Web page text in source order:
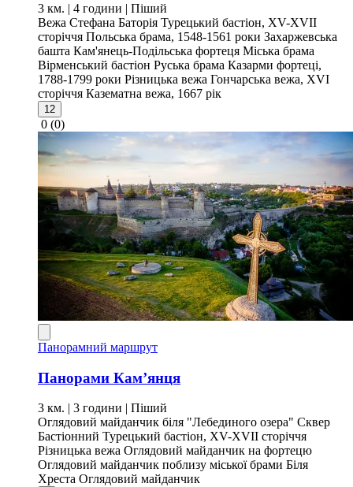
3 км. | 4 години | Піший
Вежа Стефана Баторія Турецький бастіон, XV-XVII
сторіччя Польська брама, 1548-1561 роки Захаржевська
башта Кам'янець-Подільська фортеця Міська брама
Вірменський бастіон Руська брама Казарми фортеці,
1788-1799 роки Різницька вежа Гончарська вежа, XVI
сторіччя Казематна вежа, 1667 рік
12
0 (0)
Панорамний маршрут
Панорами Кам’янця
3 км. | 3 години | Піший
Оглядовий майданчик біля "Лебединого озера" Сквер
Бастіонний Турецький бастіон, XV-XVII сторіччя
Різницька вежа Оглядовий майданчик на фортецю
Оглядовий майданчик поблизу міської брами Біля
Хреста Оглядовий майданчик